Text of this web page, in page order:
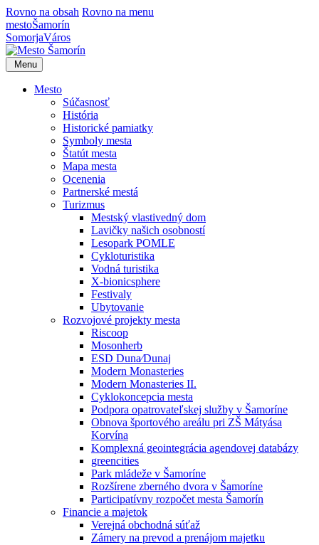
Rovno na obsah Rovno na menu
mestoŠamorín
SomorjaVáros
Menu
Mesto
Súčasnosť
História
Historické pamiatky
Symboly mesta
Štatút mesta
Mapa mesta
Ocenenia
Partnerské mestá
Turizmus
Mestský vlastivedný dom
Lavičky našich osobností
Lesopark POMLE
Cykloturistika
Vodná turistika
X-bionicsphere
Festivaly
Ubytovanie
Rozvojové projekty mesta
Riscoop
Mosonherb
ESD Duna⁄Dunaj
Modern Monasteries
Modern Monasteries II.
Cyklokoncepcia mesta
Podpora opatrovateľskej služby v Šamoríne
Obnova športového areálu pri ZŠ Mátyása
Korvína
Komplexná geointegrácia agendovej databázy
greencities
Park mládeže v Šamoríne
Rozšírene zberného dvora v Šamoríne
Participatívny rozpočet mesta Šamorín
Financie a majetok
Verejná obchodná súťaž
Zámery na prevod a prenájom majetku